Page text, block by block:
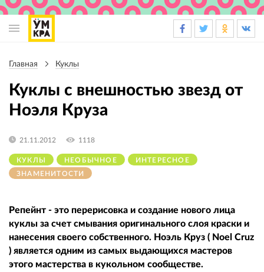
навигации
Главная Куклы
Куклы с внешностью звезд от
Ноэля Круза
КУКЛЫ НЕОБЫЧНОЕ
ИНТЕРЕСНОЕ
ЗНАМЕНИТОСТИ
21.11.2012 1118
Репейнт - это перерисовка и создание нового лица
куклы за счет смывания оригинального слоя краски и
нанесения своего собственного. Ноэль Круз ( Noel Cruz
) является одним из самых выдающихся мастеров
этого мастерства в кукольном сообществе.